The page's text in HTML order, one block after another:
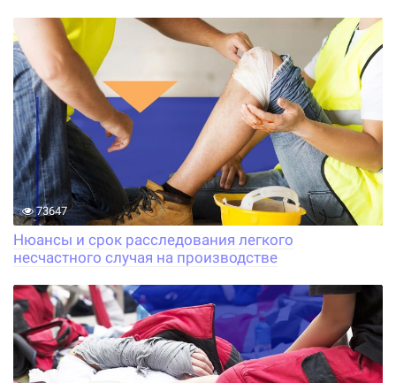
73647
Нюансы и срок расследования легкого
несчастного случая на производстве